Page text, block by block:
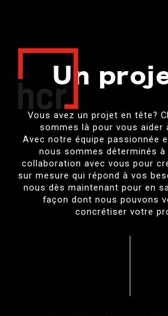
Un
Vous avez un projet en tête?
sommes là pour vous aider
Avec notre équipe passionnée
nous sommes déterminés à
collaboration avec vous pour
sur mesure qui répond à vos
nous dès maintenant pour en
façon dont nous pouvons
concrétiser votre